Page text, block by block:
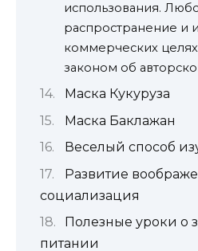
использования.
распространение и
коммерческих
законом об
Маска Кукуруза
Маска Баклажан
Веселый способ
Развитие
социализация
Полезные уроки о
питании